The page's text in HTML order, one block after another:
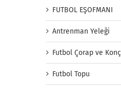
FUTBOL EŞOFMANI
Antrenman Yeleği
Futbol Çorap ve Konç
Futbol Topu